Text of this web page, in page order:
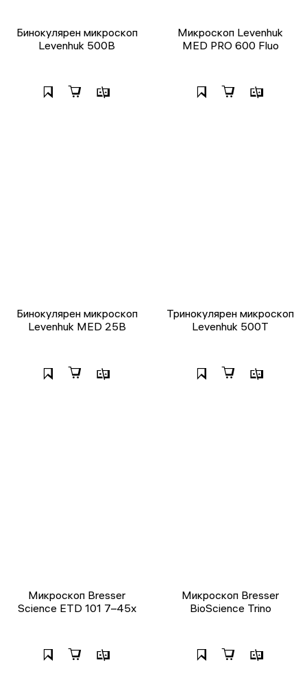
Бинокулярен микроскоп
Levenhuk 500B
Микроскоп Levenhuk
MED PRO 600 Fluo
Бинокулярен микроскоп
Levenhuk MED 25B
Тринокулярен микроскоп
Levenhuk 500T
Микроскоп Bresser
Science ETD 101 7–45x
Микроскоп Bresser
BioScience Trino